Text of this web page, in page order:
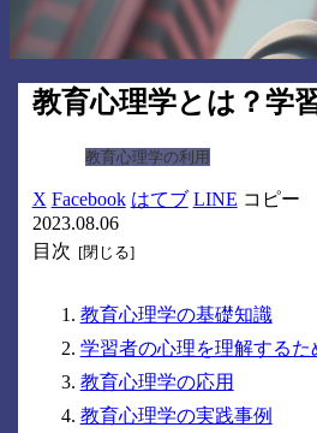
教育心理学とは？学
教育心理学の利用
X Facebook はてブ LINE コピー
2023.08.06
目次
教育心理学の基礎知識
学習者の心理を理解するた
教育心理学の応用
教育心理学の実践事例